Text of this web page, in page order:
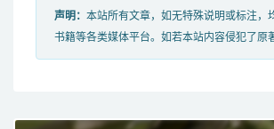
声明： 本站所有文章，如无特殊说明或标注，
书籍等各类媒体平台。如若本站内容侵犯了原